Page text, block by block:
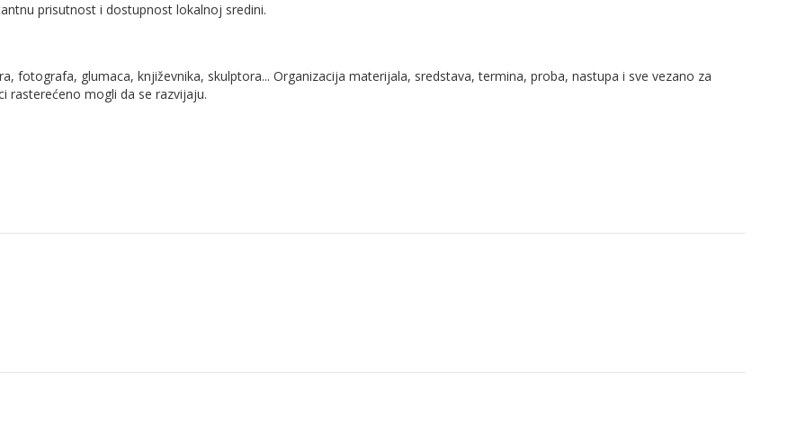
prisutnost i dostupnost lokalnoj sredini.
fotografa, glumaca, književnika, skulptora... Organizacija materijala, sredstava, termina, proba, nastupa i sve vezano za
rasterećeno mogli da se razvijaju.